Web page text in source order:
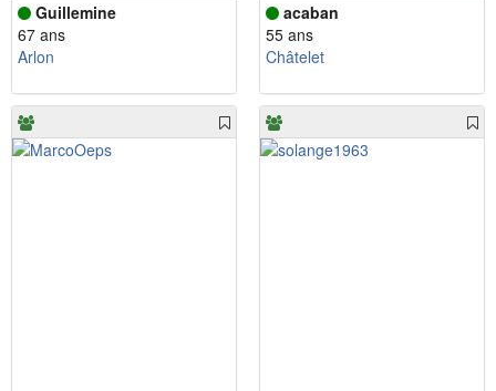
Guillemine
67 ans
Arlon
acaban
55 ans
Châtelet